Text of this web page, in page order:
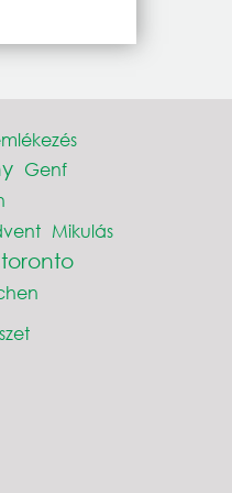
Genf
Mikulás
toronto